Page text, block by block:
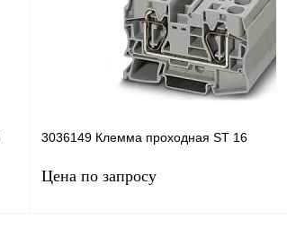
Под заказ
3036149 Клемма проходная ST 16
Цена по запросу